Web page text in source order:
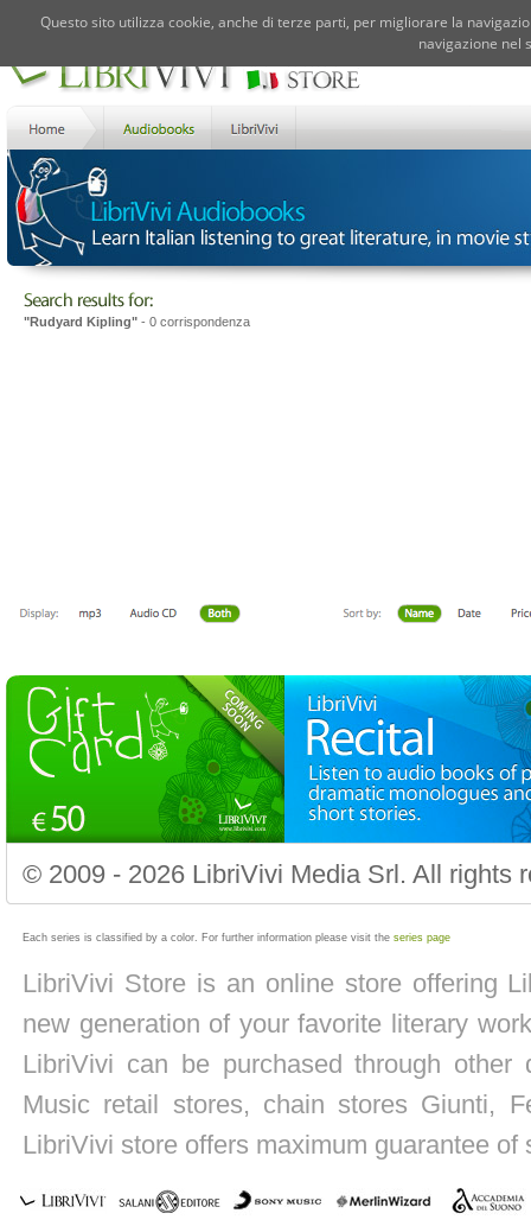
"Rudyard Kipling" - 0 corrispondenza
© 2009 - 2026 LibriVivi Media Srl. All rights
Each series is classified by a color. For further information please visit the series page
LibriVivi Store is an online store offering
new generation of your favorite literary
LibriVivi can be purchased through
Music retail stores, chain stores Giunti,
LibriVivi store offers maximum guarantee
Questo sito utilizza cookie, anche di terze parti, per migliorare la
navigazione nel